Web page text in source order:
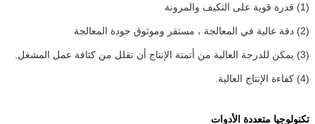
(1) قدرة قوية على التكيف والمرونة
(2) دقة عالية في المعالجة ، مستقر وموثوق جودة المعالجة
(3) يمكن للدرجة العالية من أتمتة الإنتاج أن تقلل من كثافة عمل المشغل.
(4) كفاءة الإنتاج العالية.
تكنولوجيا متعددة الأدوات